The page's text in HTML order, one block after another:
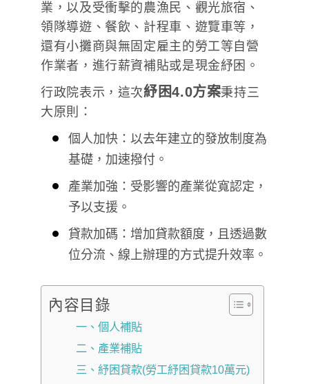
業，以及受衝擊的農漁民、觀光旅宿、
領隊導遊、餐飲、計程車、遊覽車等，
還有小攤商與無固定雇主的勞工等自營
作業者，進行薪資補貼或是現金紓困。
行政院表示，這次紓困4.0方案秉持三
大原則：
個人加快：以去年建立的發放制度為
基礎，加速撥付。
產業加強：受影響的產業從寬認定，
予以支援。
貸款加碼：增加貸款額度，且透過數
位分流、線上辦理的方式提升效率。
內容目錄
一、個人補貼
二、產業補貼
三、紓困貸款(勞工紓困貸款10萬元)